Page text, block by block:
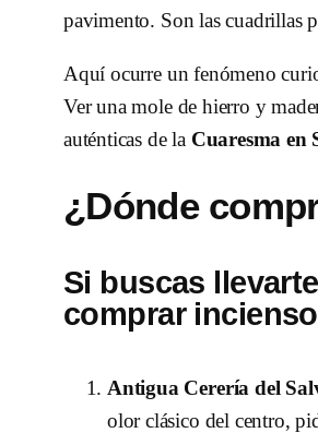
pavimento. Son las cuadrillas
Aquí ocurre un fenómeno
Ver una mole de hierro y
auténticas de la Cuaresma en
¿Dónde
Si buscas
comprar
Antigua Cerería del
olor clásico del centro,